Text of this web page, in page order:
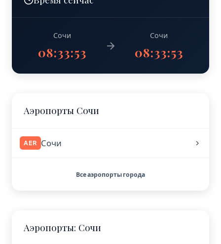
Сочи
08:33:53
Сочи
08:33:53
Аэропорты Сочи
AER Сочи
Все аэропорты города
Аэропорты: Сочи